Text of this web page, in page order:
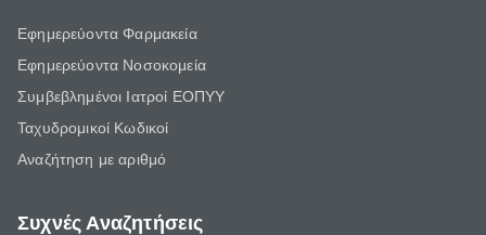
Εφημερεύοντα Φαρμακεία
Εφημερεύοντα Νοσοκομεία
Συμβεβλημένοι Ιατροί ΕΟΠΥΥ
Ταχυδρομικοί Κωδικοί
Αναζήτηση με αριθμό
Συχνές Αναζητήσεις